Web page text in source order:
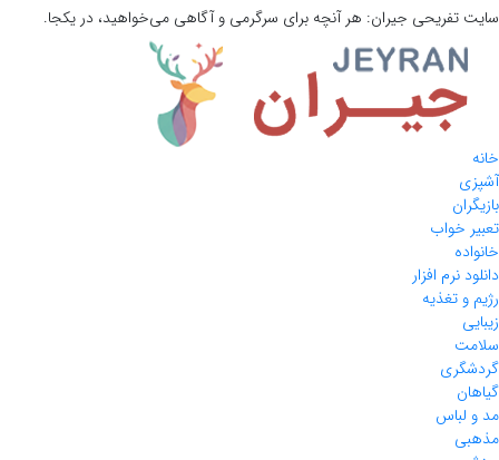
سایت تفریحی جیران: هر آنچه برای سرگرمی و آگاهی می‌خواهید، در یکجا.
خانه
آشپزی
بازیگران
تعبیر خواب
خانواده
دانلود نرم افزار
رژیم و تغذیه
زیبایی
سلامت
گردشگری
گیاهان
مد و لباس
مذهبی